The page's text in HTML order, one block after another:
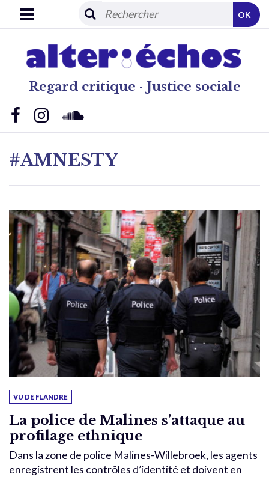
Regard critique · Justice sociale
OK
#AMNESTY
VU DE FLANDRE
La police de Malines s’attaque au
profilage ethnique
Dans la zone de police Malines-Willebroek, les agents
enregistrent les contrôles d’identité et doivent en